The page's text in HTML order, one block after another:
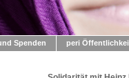
Spenden peri